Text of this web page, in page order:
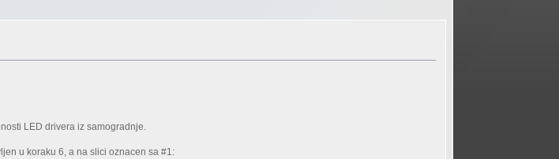
LED drivera iz samogradnje.
u koraku 6, a na slici oznacen sa #1: